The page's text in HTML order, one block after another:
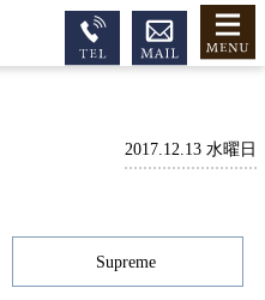
2017.12.13 水曜日
Supreme